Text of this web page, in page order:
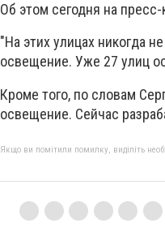
Об этом сегодня на
"На этих улицах никогда
освещение. Уже 27 улиц
Кроме того, по словам
освещение. Сейчас
Якщо ви помітили помилку, виділіть